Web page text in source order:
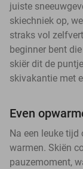
juiste
skiechniek op,
straks vol
beginner bent
skiër dit de
skivakantie met
Even
Na een leuke
warmen. Skiën
pauzemoment,